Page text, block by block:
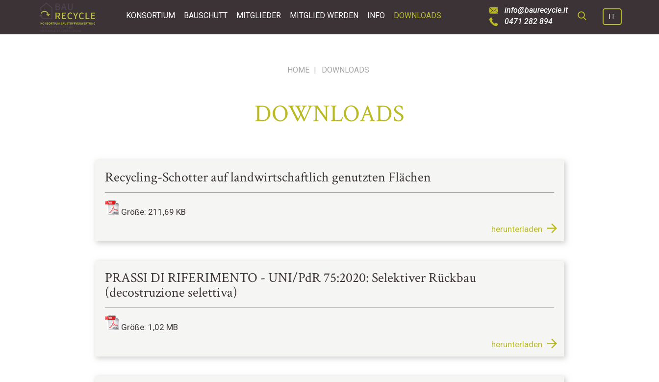
KONSORTIUM BAUSCHUTT MITGLIEDER MITGLIED WERDEN INFO DOWNLOADS
info@baurecycle.it
0471 282 894
IT
HOME | DOWNLOADS
DOWNLOADS
Recycling-Schotter auf landwirtschaftlich genutzten Flächen
Größe: 211,69 KB
herunterladen
PRASSI DI RIFERIMENTO - UNI/PdR 75:2020: Selektiver Rückbau
(decostruzione selettiva)
Größe: 1,02 MB
herunterladen